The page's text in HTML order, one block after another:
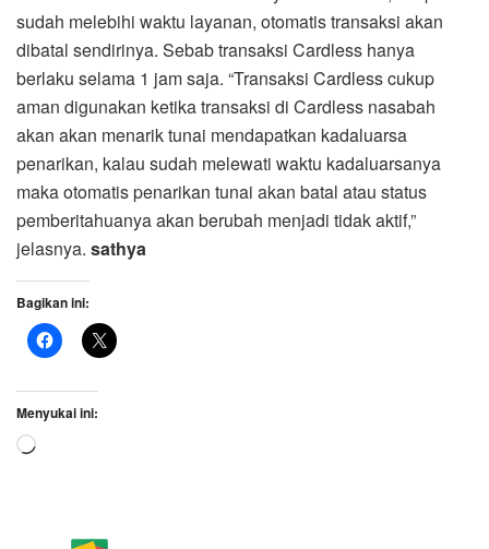
sudah melebihi waktu layanan, otomatis transaksi akan
dibatal sendirinya. Sebab transaksi Cardless hanya
berlaku selama 1 jam saja. “Transaksi Cardless cukup
aman digunakan ketika transaksi di Cardless nasabah
akan akan menarik tunai mendapatkan kadaluarsa
penarikan, kalau sudah melewati waktu kadaluarsanya
maka otomatis penarikan tunai akan batal atau status
pemberitahuanya akan berubah menjadi tidak aktif,”
jelasnya. sathya
Bagikan ini:
Menyukai ini:
Memuat...